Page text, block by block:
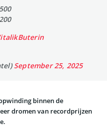
September 25, 2025
binnen de
dromen van recordprijzen